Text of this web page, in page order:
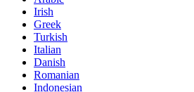
Irish
Greek
Turkish
Italian
Danish
Romanian
Indonesian